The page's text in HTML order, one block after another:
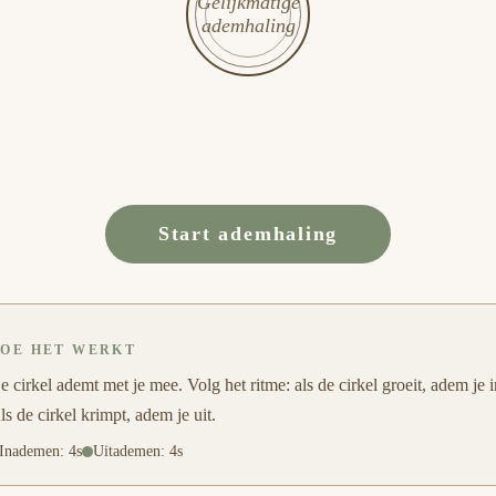
ademhaling
Start ademhaling
HET WERKT
cirkel ademt met je mee. Volg het ritme: als de cirkel groeit, adem je
de cirkel krimpt, adem je uit.
Inademen: 4s Uitademen: 4s